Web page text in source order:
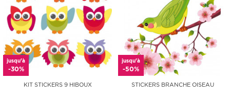
jusqu'à
-30%
KIT STICKERS 9 HIBOUX
jusqu'à
-50%
STICKERS BRANCHE OISEAU